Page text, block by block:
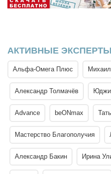
АКТИВНЫЕ ЭКСПЕРТЫ
Альфа-Омега Плюс
Александр Толмачёв
Advance beONmax
Мастерство Благополучия
Александр Бакин Ирина